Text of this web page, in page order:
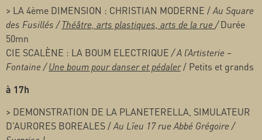
> LA 4ème DIMENSION : CHRISTIAN MODERNE /Au Square
des Fusillés /Théâtre, arts plastiques, arts de la rue/Durée
50mn
CIE SCALÈNE : LA BOUM ELECTRIQUE/ A l’Artisterie –
Fontaine /Une boum pour danser et pédaler/ Petits et grands
à 17h
> DEMONSTRATION DE LA PLANETERELLA, SIMULATEUR
D’AURORES BOREALES /Au Lîeu 17 rue Abbé Grégoire /